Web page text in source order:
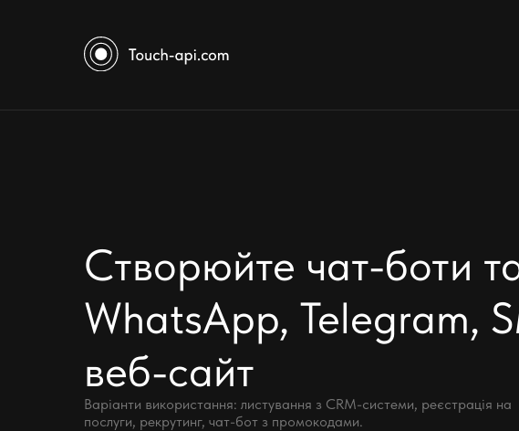
Створюйте чат-боти
WhatsApp, Telegram,
веб-сайт
Варіанти використання: листування з CRM-системи, реєстрація на
послуги, рекрутинг, чат-бот з промокодами.